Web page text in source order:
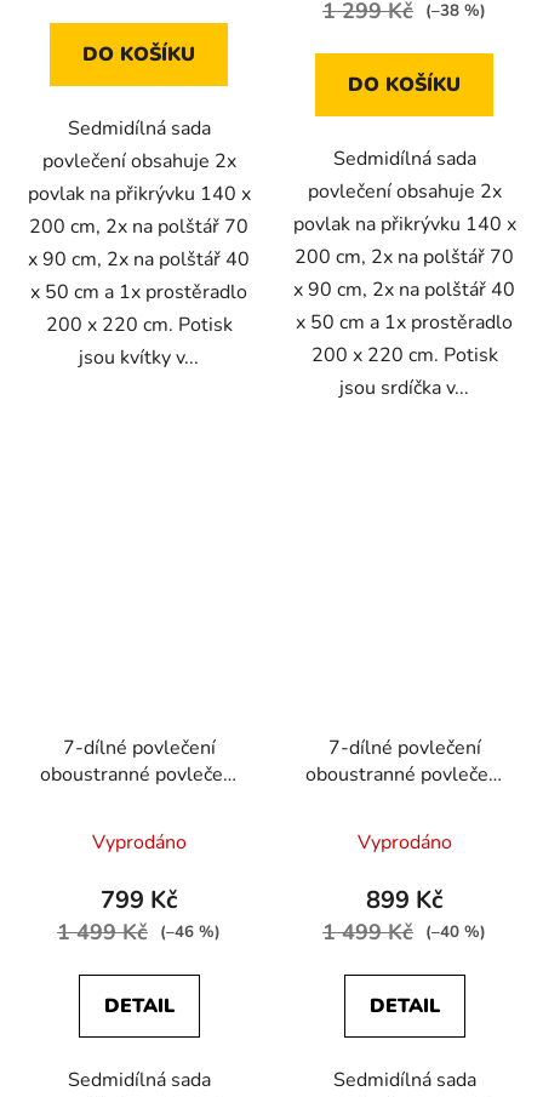
DO KOŠÍKU
Sedmidílná sada
povlečení obsahuje 2x
povlak na přikrývku 140 x
200 cm, 2x na polštář 70
x 90 cm, 2x na polštář 40
x 50 cm a 1x prostěradlo
200 x 220 cm. Potisk
jsou kvítky v...
1 299 Kč (–38 %)
DO KOŠÍKU
Sedmidílná sada
povlečení obsahuje 2x
povlak na přikrývku 140 x
200 cm, 2x na polštář 70
x 90 cm, 2x na polštář 40
x 50 cm a 1x prostěradlo
200 x 220 cm. Potisk
jsou srdíčka v...
7-dílné povlečení
oboustranné povlečení
puntíkem 140x200
Vyprodáno
799 Kč
1 499 Kč (–46 %)
DETAIL
Sedmidílná sada
7-dílné povlečení
oboustranné povlečení
černé s puntíkem
140x200
Vyprodáno
899 Kč
1 499 Kč (–40 %)
DETAIL
Sedmidílná sada